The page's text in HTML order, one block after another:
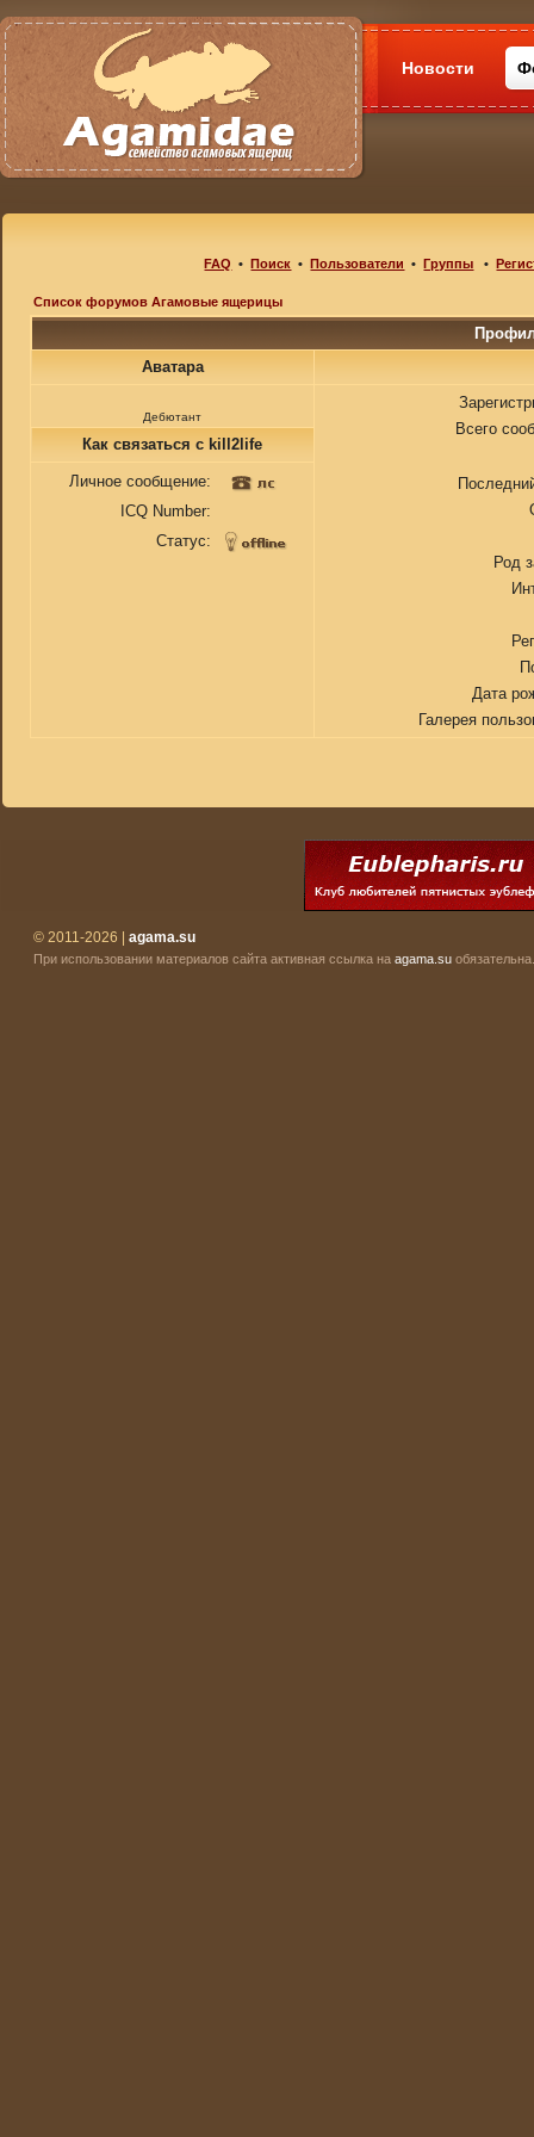
Новости
FAQ •Поиск •Пользователи •Группы •
Список форумов Агамовые ящерицы
Аватара
Дебютант
Всего
Род
Дата
Галерея
Как связаться с kill2life
Личное сообщение:
ICQ Number:
Статус:
© 2011-2026 | agama.su
При использовании материалов сайта активная ссылка на agama.su обязательна.